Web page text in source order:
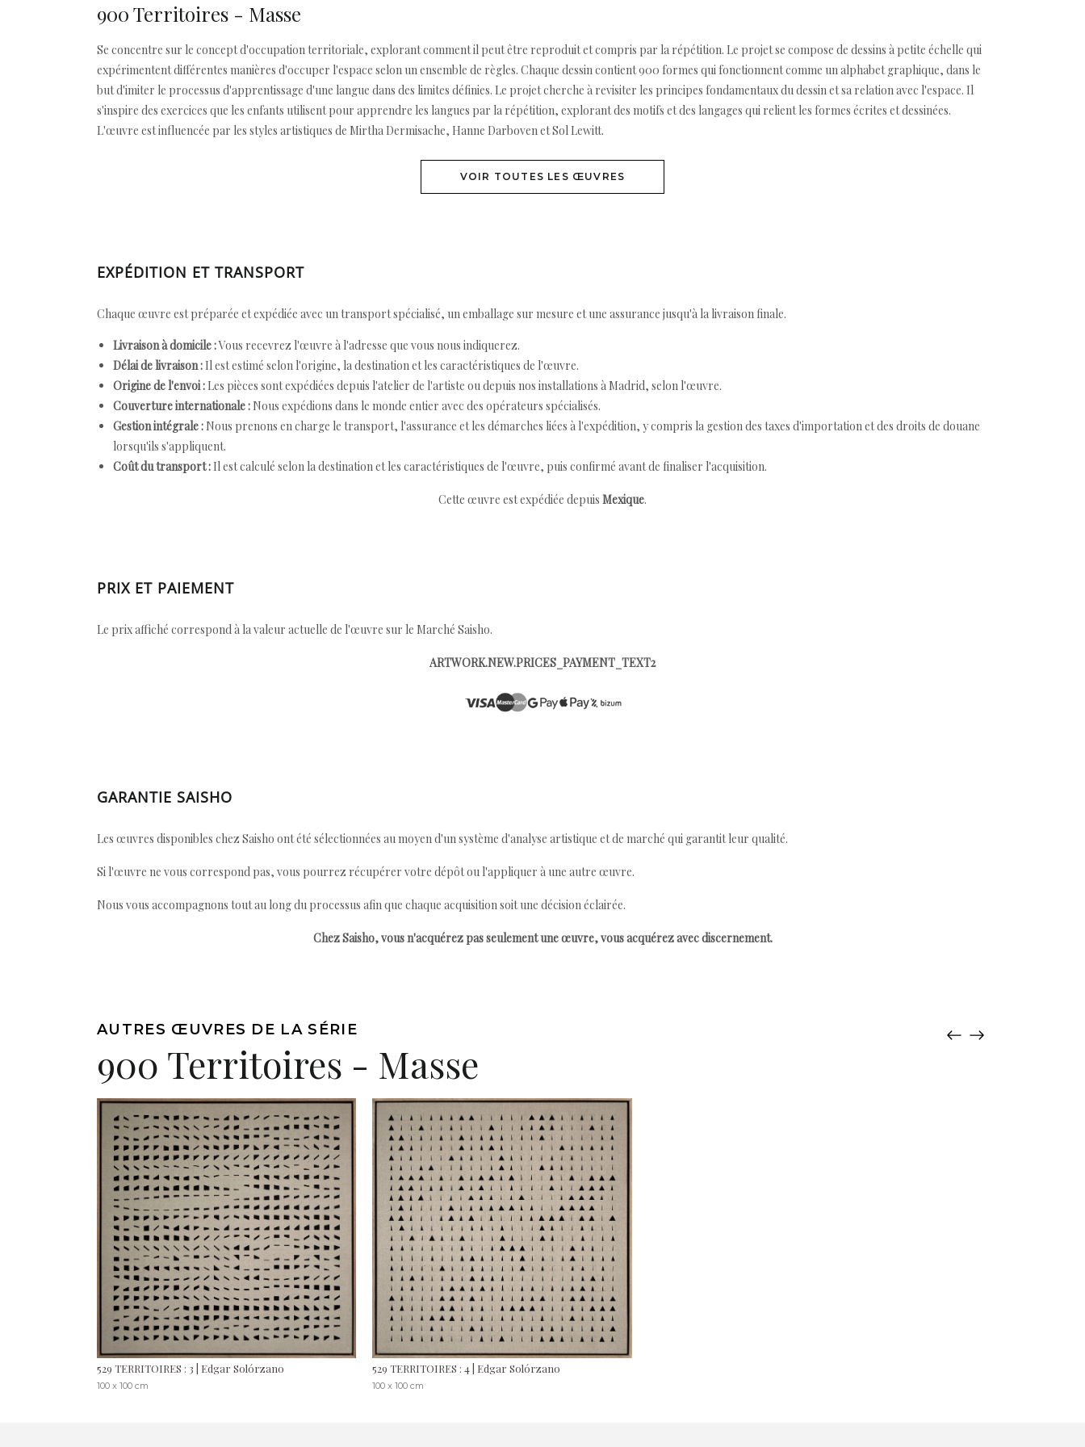
900 Territoires - Masse
Se concentre sur le concept d'occupation territoriale, explorant comment il peut être reproduit et compris par la répétition. Le projet se compose de dessins à petite échelle qui
expérimentent différentes manières d'occuper l'espace selon un ensemble de règles. Chaque dessin contient 900 formes qui fonctionnent comme un alphabet graphique, dans le
but d'imiter le processus d'apprentissage d'une langue dans des limites définies. Le projet cherche à revisiter les principes fondamentaux du dessin et sa relation avec l'espace. Il
s'inspire des exercices que les enfants utilisent pour apprendre les langues par la répétition, explorant des motifs et des langages qui relient les formes écrites et dessinées.
L'œuvre est influencée par les styles artistiques de Mirtha Dermisache, Hanne Darboven et Sol Lewitt.
VOIR TOUTES LES ŒUVRES
EXPÉDITION ET TRANSPORT
Chaque œuvre est préparée et expédiée avec un transport spécialisé, un emballage sur mesure et une assurance jusqu'à la livraison finale.
Livraison à domicile :Vous recevrez l'œuvre à l'adresse que vous nous indiquerez.
Délai de livraison : Il est estimé selon l'origine, la destination et les caractéristiques de l'œuvre.
Origine de l'envoi : Les pièces sont expédiées depuis l'atelier de l'artiste ou depuis nos installations à Madrid, selon l'œuvre.
Couverture internationale : Nous expédions dans le monde entier avec des opérateurs spécialisés.
Gestion intégrale : Nous prenons en charge le transport, l'assurance et les démarches liées à l'expédition, y compris la gestion des taxes d'importation et des droits de douane
lorsqu'ils s'appliquent.
Coût du transport : Il est calculé selon la destination et les caractéristiques de l'œuvre, puis confirmé avant de finaliser l'acquisition.
Cette œuvre est expédiée depuis Mexique.
PRIX ET PAIEMENT
Le prix affiché correspond à la valeur actuelle de l'œuvre sur le Marché Saisho.
ARTWORK.NEW.PRICES_PAYMENT_TEXT2
GARANTIE SAISHO
Les œuvres disponibles chez Saisho ont été sélectionnées au moyen d'un système d'analyse artistique et de marché qui garantit leur qualité.
Si l'œuvre ne vous correspond pas, vous pourrez récupérer votre dépôt ou l'appliquer à une autre œuvre.
Nous vous accompagnons tout au long du processus afin que chaque acquisition soit une décision éclairée.
Chez Saisho, vous n'acquérez pas seulement une œuvre, vous acquérez avec discernement.
AUTRES ŒUVRES DE LA SÉRIE
900 Territoires - Masse
529 TERRITOIRES : 3 | Edgar Solórzano
100 x 100 cm
529 TERRITOIRES : 4 | Edgar Solórzano
100 x 100 cm